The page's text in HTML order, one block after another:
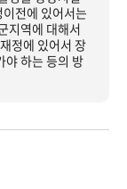
전에 있어서는
지역에 대해서
정에 있어서 장
야 하는 등의 방